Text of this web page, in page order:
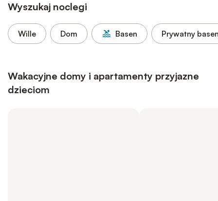
Wyszukaj noclegi
Wille Dom Basen Prywatny
Wakacyjne domy i apartamenty przyjazne
dzieciom